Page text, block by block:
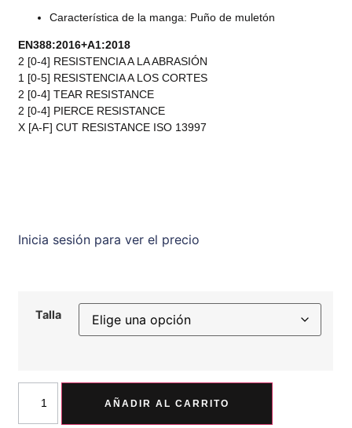
Característica de la manga: Puño de muletón
EN388:2016+A1:2018
2 [0-4] RESISTENCIA A LA ABRASIÓN
1 [0-5] RESISTENCIA A LOS CORTES
2 [0-4] TEAR RESISTANCE
2 [0-4] PIERCE RESISTANCE
X [A-F] CUT RESISTANCE ISO 13997
Inicia sesión para ver el precio
Talla
AÑADIR AL CARRITO